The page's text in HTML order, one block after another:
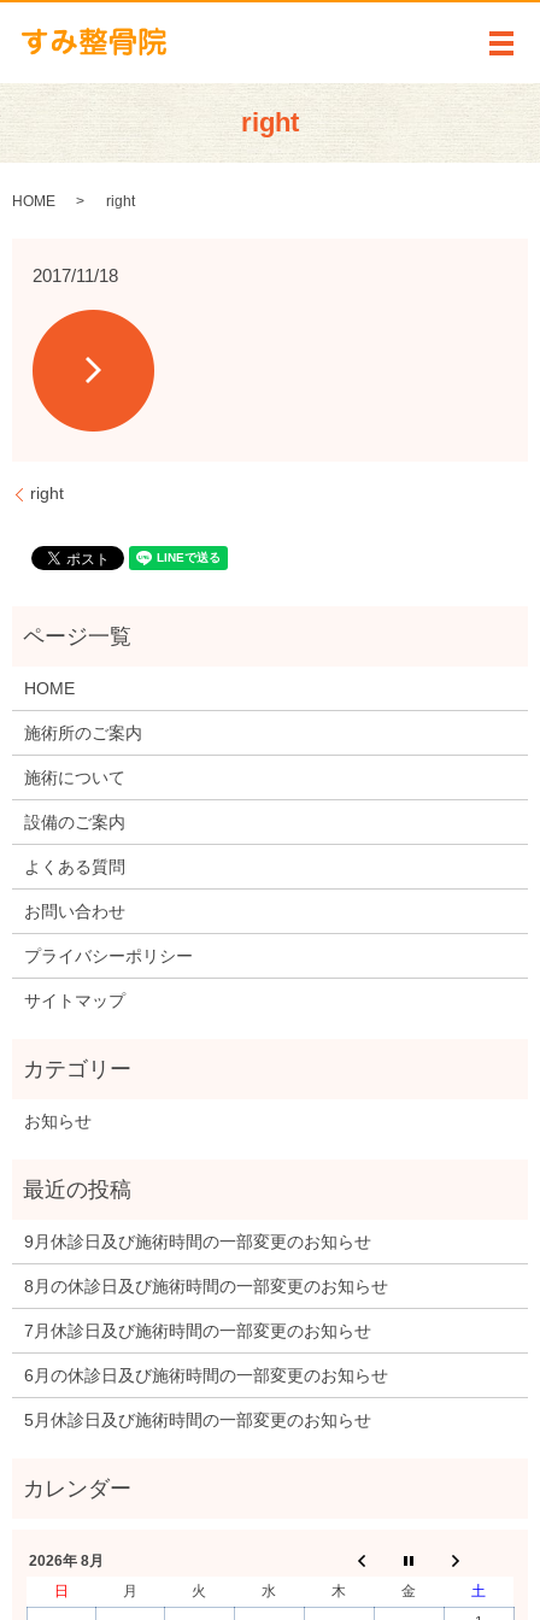
メ
right
HOME right
2017/11/18
right
HOME
施術所のご案内
施術について
設備のご案内
よくある質問
お問い合わせ
プライバシーポリシー
サイトマップ
お知らせ
9月休診日及び施術時間の一部変更のお知らせ
8月の休診日及び施術時間の一部変更のお知らせ
7月休診日及び施術時間の一部変更のお知らせ
6月の休診日及び施術時間の一部変更のお知らせ
5月休診日及び施術時間の一部変更のお知らせ
2026年 8月
日
月 火 水 木 金
土